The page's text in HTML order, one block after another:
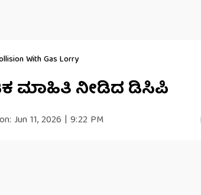
With Gas Lorry
ಮಾಹಿತಿ ನೀಡಿದ ಡಿಸಿಪಿ
Jun 11, 2026 | 9:22 PM